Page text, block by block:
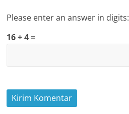
Please enter an answer in digits:
16 + 4 =